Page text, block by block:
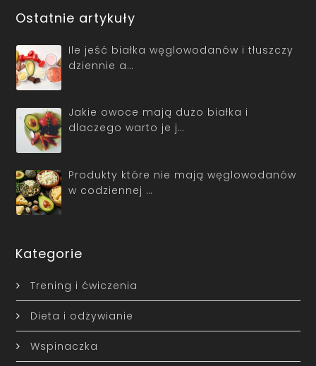
Ostatnie artykuły
Ile jeść białka węglowodanów i tłuszczy
dziennie a…
Jakie owoce mają dużo białka i
dlaczego warto je j…
Produkty które nie mają węglowodanów
w codziennej …
Kategorie
Trening i ćwiczenia
Dieta i odżywianie
Wspinaczka